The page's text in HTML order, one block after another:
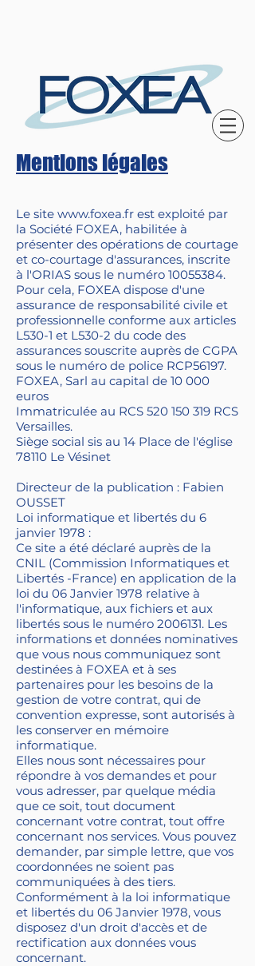
Mentions légales
Le site www.foxea.fr est exploité par
la Société FOXEA, habilitée à
présenter des opérations de courtage
et co-courtage d'assurances, inscrite
à l'ORIAS sous le numéro 10055384.
Pour cela, FOXEA dispose d'une
assurance de responsabilité civile et
professionnelle conforme aux articles
L530-1 et L530-2 du code des
assurances souscrite auprès de CGPA
sous le numéro de police RCP56197.
FOXEA, Sarl au capital de 10 000
euros
Immatriculée au RCS 520 150 319 RCS
Versailles.
Siège social sis au 14 Place de l'église
78110 Le Vésinet
Directeur de la publication : Fabien
OUSSET
Loi informatique et libertés du 6
janvier 1978 :
Ce site a été déclaré auprès de la
CNIL (Commission Informatiques et
Libertés -France) en application de la
loi du 06 Janvier 1978 relative à
l'informatique, aux fichiers et aux
libertés sous le numéro 2006131. Les
informations et données nominatives
que vous nous communiquez sont
destinées à FOXEA et à ses
partenaires pour les besoins de la
gestion de votre contrat, qui de
convention expresse, sont autorisés à
les conserver en mémoire
informatique.
Elles nous sont nécessaires pour
répondre à vos demandes et pour
vous adresser, par quelque média
que ce soit, tout document
concernant votre contrat, tout offre
concernant nos services. Vous pouvez
demander, par simple lettre, que vos
coordonnées ne soient pas
communiquées à des tiers.
Conformément à la loi informatique
et libertés du 06 Janvier 1978, vous
disposez d'un droit d'accès et de
rectification aux données vous
concernant.